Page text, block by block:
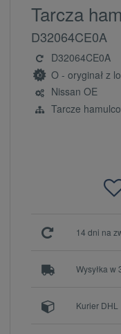
Tarcza
D32064CE0A
D32064CE0A
O - oryginał z
Nissan OE
Tarcze
14 dni na
Wysyłka w
Kurier DHL